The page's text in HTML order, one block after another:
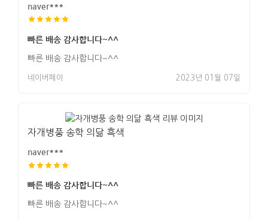
naver***
빠른 배송 감사합니다~^^
빠른 배송 감사합니다~^^
네이버페이 2023년 01월 07일
자개병풍 송학 의닮 흑색
naver***
빠른 배송 감사합니다~^^
빠른 배송 감사합니다~^^